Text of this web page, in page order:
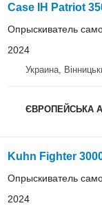
Case IH Patriot
Опрыскиватель
2024
Украина,
ЄВРОПЕЙСЬКА
Kuhn Fighter
Опрыскиватель
2024